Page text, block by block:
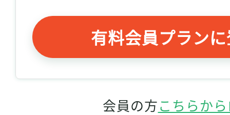
有料会員プラン
会員の方こちらか